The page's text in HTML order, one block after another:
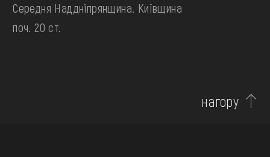
Середня Наддніпрянщина. Київщина
поч. 20 ст.
нагору